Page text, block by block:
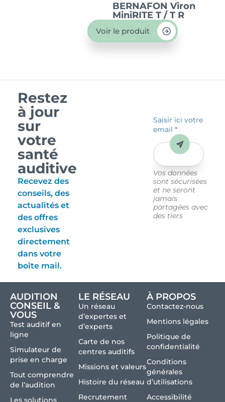
BERNAFON Viron
MiniRITE T / T R
Voir le produit
Restez
à jour
sur
votre
santé
auditive
Recevez des
conseils, des
actualités et
des offres
exclusives
directement
dans votre
boîte mail.
Saisir ici votre
email*
Vos données
sont sécurisées
et ne seront
jamais
partagées avec
des tiers
Envoyer
AUDITION
CONSEIL &
VOUS
Test auditif en
ligne
Simulateur de
prise en charge
Tout comprendre
de l’audition
Les solutions
LE RÉSEAU
Un réseau
d’expertes et
d’experts
Carte de nos
centres auditifs
Missions et valeurs
Histoire du réseau
Recrutement
À PROPOS
Contactez-nous
Mentions légales
Politique de
confidentialité
Conditions
générales
d’utilisations
Accessibilité